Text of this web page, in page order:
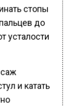
стопы
до
усталости
и катать